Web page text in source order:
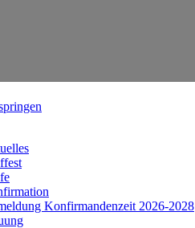
Konfirmandenzeit 2026-2028